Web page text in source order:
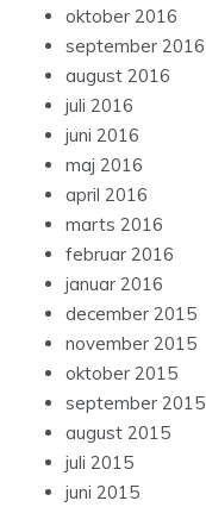
oktober 2016
september 2016
august 2016
juli 2016
juni 2016
maj 2016
april 2016
marts 2016
februar 2016
januar 2016
december 2015
november 2015
oktober 2015
september 2015
august 2015
juli 2015
juni 2015